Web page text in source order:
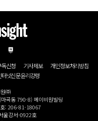
독신청 기사제보
개인정보처리방침
터넷신문윤리강령
㈜
곡동 790-8) 메이비원빌딩
: 206-81-18067
울강서-0922호